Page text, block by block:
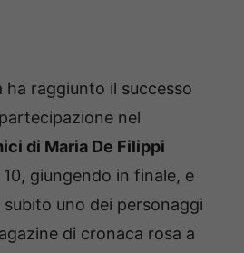
ha raggiunto il successo
nel
di Maria De Filippi
10, giungendo in finale, e
uno dei personaggi
di cronaca rosa a